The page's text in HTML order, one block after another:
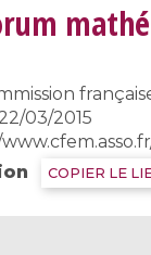
Coulomb
quantum
03/2015
COPIER LE